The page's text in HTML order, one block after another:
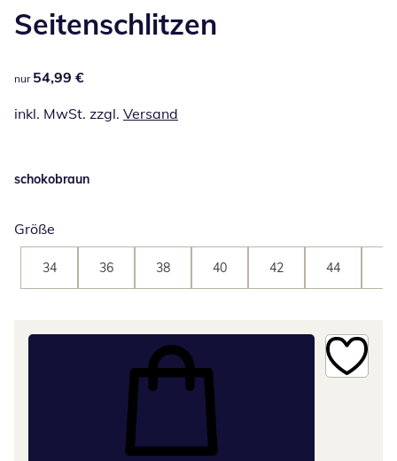
Seitenschlitzen
54,99 €
nur 54,99 €
inkl. MwSt. zzgl. Versand
schokobraun
Größe
34 36 38 40 42 44